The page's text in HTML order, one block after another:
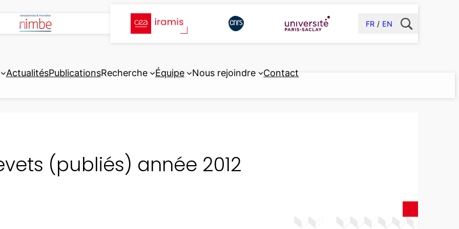
FR EN
ActualitésPublicationsRecherche Équipe Nous rejoindre Contact
(publiés) année 2012